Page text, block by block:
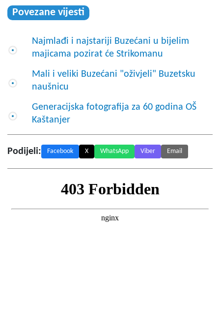
Povezane vijesti
Najmlađi i najstariji Buzećani u bijelim
majicama pozirat će Strikomanu
Mali i veliki Buzećani "oživjeli" Buzetsku
naušnicu
Generacijska fotografija za 60 godina OŠ
Kaštanjer
Podijeli: Facebook X WhatsApp Viber Email